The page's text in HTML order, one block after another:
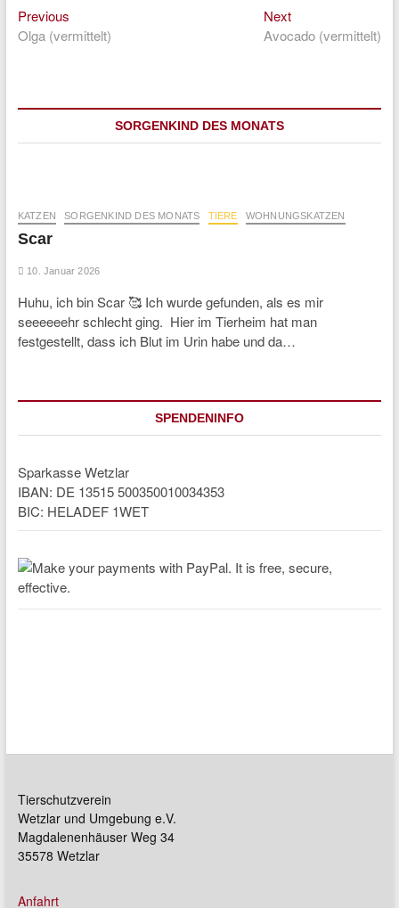
Beitragsnavigation
PreviousPrevious
post:
Olga (vermittelt)
NextNext
post:
Avocado (vermittelt)
SORGENKIND DES MONATS
KATZEN SORGENKIND DES MONATS TIERE WOHNUNGSKATZEN
Scar
10. Januar 2026
Huhu, ich bin Scar 🥰 Ich wurde gefunden, als es mir
seeeeeehr schlecht ging. Hier im Tierheim hat man
festgestellt, dass ich Blut im Urin habe und da…
SPENDENINFO
Sparkasse Wetzlar
IBAN: DE 13515 500350010034353
BIC: HELADEF 1WET
Tierschutzverein
Wetzlar und Umgebung e.V.
Magdalenenhäuser Weg 34
35578 Wetzlar
Anfahrt